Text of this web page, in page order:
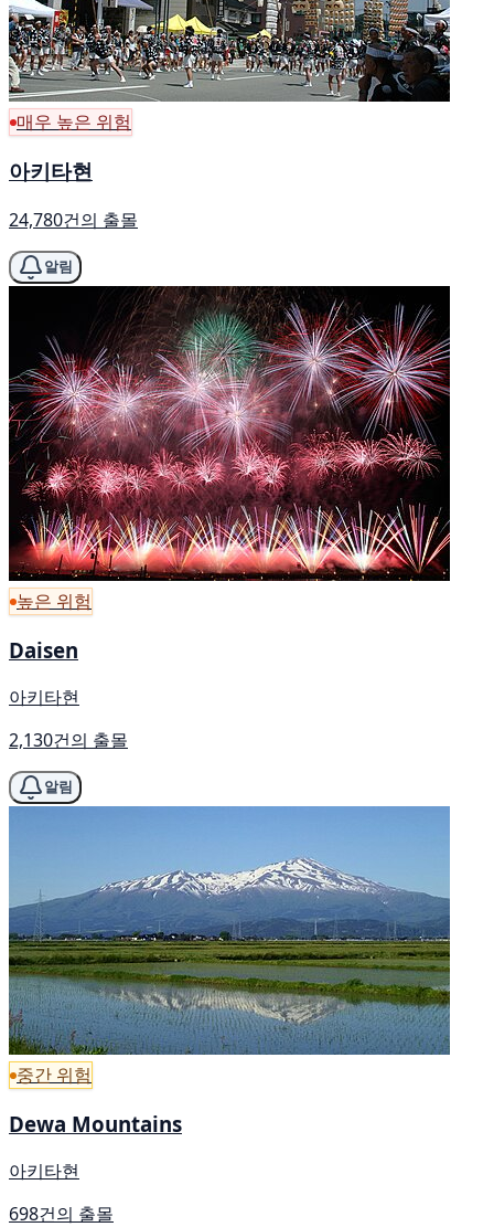
매우 높은 위험
아키타현
24,780건의 출몰
알림
높은 위험
Daisen
아키타현
2,130건의 출몰
알림
중간 위험
Dewa Mountains
아키타현
698건의 출몰